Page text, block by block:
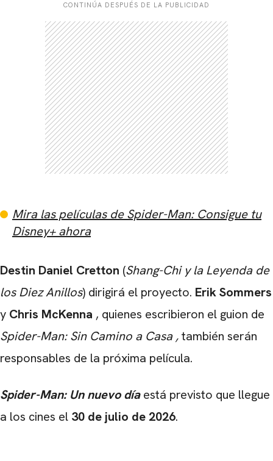
CONTINÚA DESPUÉS DE LA PUBLICIDAD
Mira las películas de Spider-Man: Consigue tu
Disney+ ahora
Destin Daniel Cretton (Shang-Chi y la Leyenda de
los Diez Anillos) dirigirá el proyecto. Erik Sommers
y Chris McKenna , quienes escribieron el guion de
Spider-Man: Sin Camino a Casa ,también serán
responsables de la próxima película.
Spider-Man: Un nuevo díaestá previsto que llegue
a los cines el 30 de julio de 2026.